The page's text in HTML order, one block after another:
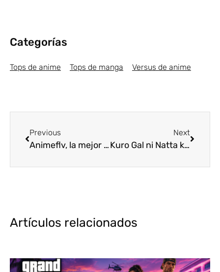
Categorías
Tops de anime Tops de manga Versus de anime
Previous
Animeflv, la mejor app para ver animes en casa
Next
Kuro Gal ni Natta kara Shinyuu to Yattemita tendrá versión anime
Artículos relacionados